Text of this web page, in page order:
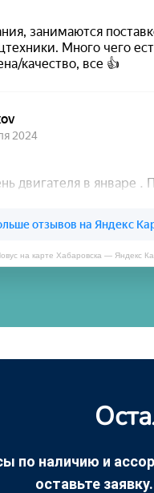
на карте Хабаровска — Яндекс
по наличию и
оставьте